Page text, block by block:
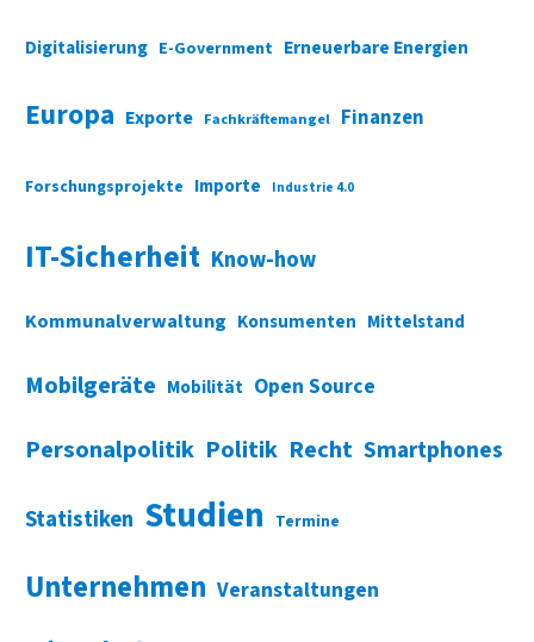
Digitalisierung E-Government Erneuerbare Energien
Europa Exporte Fachkräftemangel Finanzen
Forschungsprojekte Importe Industrie 4.0
IT-Sicherheit Know-how
Kommunalverwaltung Konsumenten Mittelstand
Mobilgeräte Mobilität Open Source
Personalpolitik Politik Recht Smartphones
Statistiken Studien Termine
Unternehmen Veranstaltungen